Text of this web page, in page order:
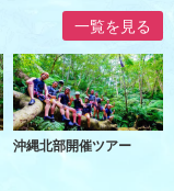
一覧を見る
沖縄北部開催ツアー